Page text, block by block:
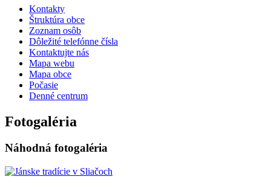
Kontakty
Štruktúra obce
Zoznam osôb
Dôležité telefónne čísla
Kontaktujte nás
Mapa webu
Mapa obce
Počasie
Denné centrum
Fotogaléria
Náhodná fotogaléria